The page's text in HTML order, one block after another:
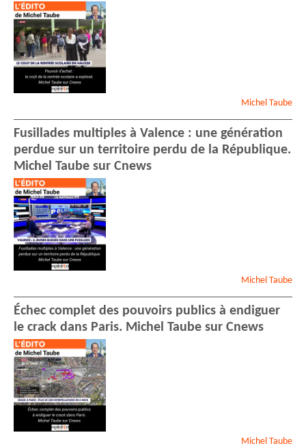
Michel Taube
Fusillades multiples à Valence : une génération
perdue sur un territoire perdu de la République.
Michel Taube sur Cnews
Michel Taube
Échec complet des pouvoirs publics à endiguer
le crack dans Paris. Michel Taube sur Cnews
Michel Taube